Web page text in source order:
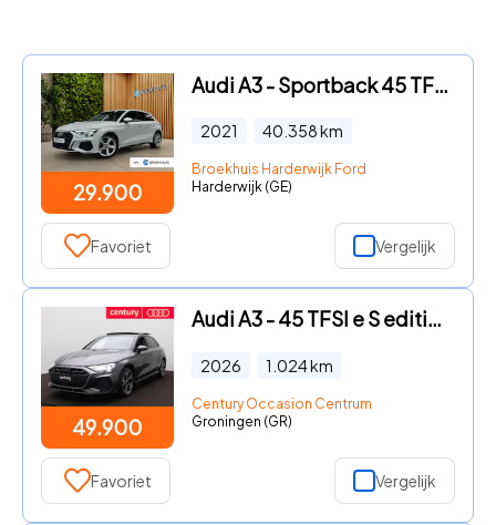
29.900
Audi A3 - Sportback 45 TFSI e S edition Competition | Adaptive Cruise
2021 40.358km
Broekhuis Harderwijk Ford
Harderwijk (GE)
Favoriet Vergelijk
49.900
Audi A3 - 45 TFSI e S edition Competition 272pk | Panodak | ACC | Came
2026 1.024km
Century Occasion Centrum
Groningen (GR)
Favoriet Vergelijk